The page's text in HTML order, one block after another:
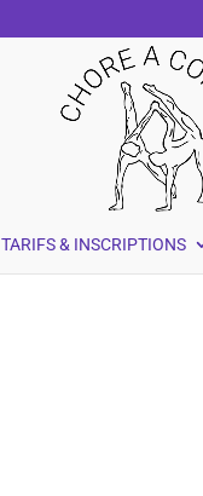
TARIFS & INSCRIPTIONS